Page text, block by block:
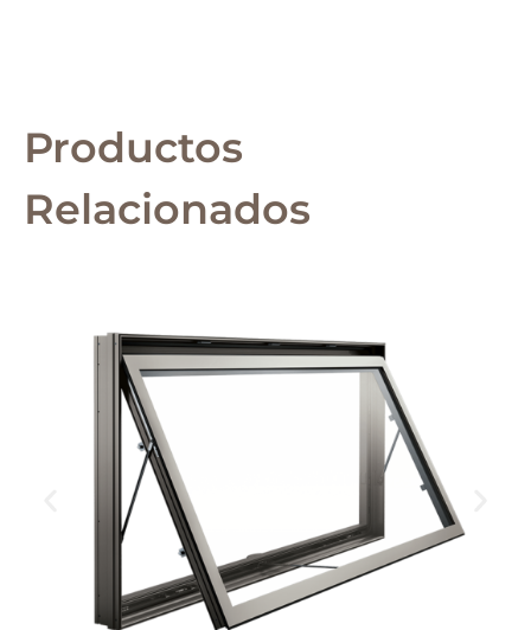
Productos
Relacionados